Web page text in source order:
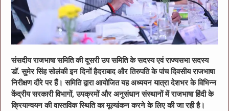
संसदीय राजभाषा समिति की दूसरी उप समिति के सदस्य एवं राज्यसभा सदस्य
डॉ. सुमेर सिंह सोलंकी इन दिनों हैदराबाद और तिरुपति के पांच दिवसीय राजभाषा
निरीक्षण दौरे पर हैं। समिति द्वारा आयोजित यह अध्ययन यात्रा देशभर के विभिन्न
केंद्रीय सरकारी विभागों, उपक्रमों और अनुसंधान संस्थानों में राजभाषा हिंदी के
क्रियान्वयन की वास्तविक स्थिति का मूल्यांकन करने के लिए की जा रही है।